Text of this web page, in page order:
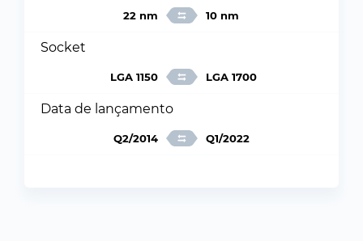
22 nm 10 nm
Socket
LGA 1150 LGA 1700
Data de lançamento
Q2/2014 Q1/2022